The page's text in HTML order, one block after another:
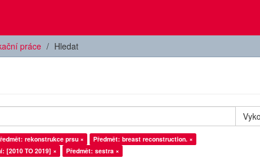
práce Hledat
rekonstrukce prsu ×
Předmět: breast reconstruction. ×
[2010 TO 2019] × Předmět: sestra ×